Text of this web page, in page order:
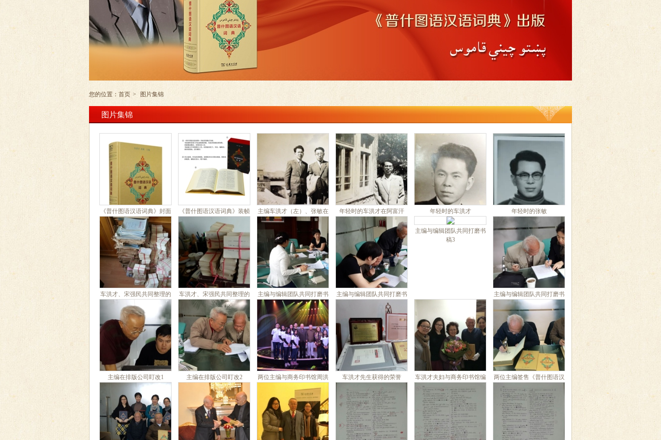
您的位置： 首页 > 图片集锦
图片集锦
《普什图语汉语词典》封面 《普什图语汉语词典》装帧
主编车洪才（左）、张敏在
阿富汗留学时合影
年轻时的车洪才在阿富汗 年轻时的车洪才 年轻时的张敏
车洪才、宋强民共同整理的
车洪才、宋强民共同整理的
十万余张卡片2
主编与编辑团队共同打磨书
稿1
主编与编辑团队共同打磨书
主编与编辑团队共同打磨书
稿3
主编与编辑团队共同打磨书
稿4
主编在排版公司盯改1 主编在排版公司盯改2
两位主编与商务印书馆周洪
波总编辑参加《人间真情》
车洪才先生获得的荣誉
车洪才夫妇与商务印书馆编
两位主编签售《普什图语汉